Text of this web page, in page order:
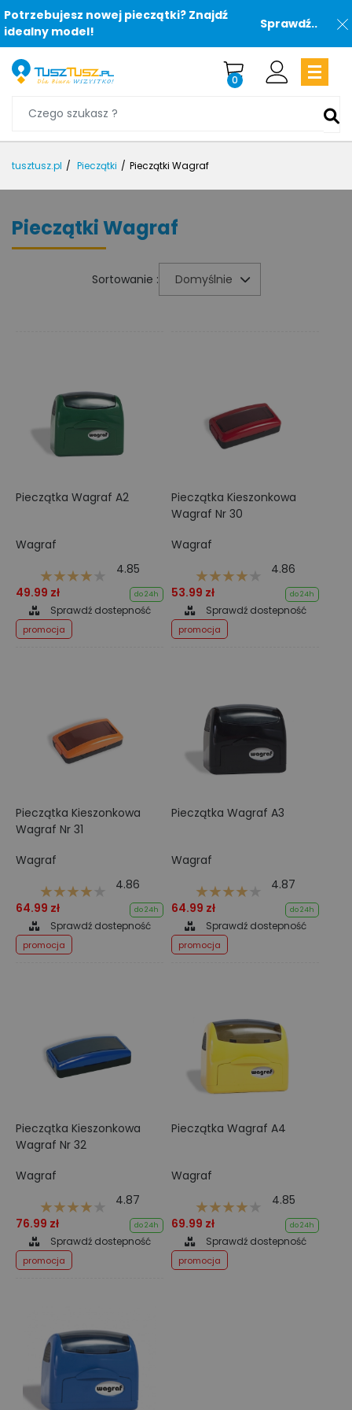
Potrzebujesz nowej pieczątki? Znajdź
idealny model!
Sprawdź..
0
tusztusz.pl Pieczątki Pieczątki Wagraf
Pieczątki Wagraf
Sortowanie : Domyślnie
Pieczątka Wagraf A2
Wagraf
4.85
49.99 zł
do 24h
Sprawdź dostepność
promocja
Pieczątka Kieszonkowa
Wagraf Nr 30
Wagraf
4.86
53.99 zł
do 24h
Sprawdź dostepność
promocja
Pieczątka Kieszonkowa
Wagraf Nr 31
Wagraf
4.86
64.99 zł
do 24h
Sprawdź dostepność
promocja
Pieczątka Wagraf A3
Wagraf
4.87
64.99 zł
do 24h
Sprawdź dostepność
promocja
Pieczątka Kieszonkowa
Wagraf Nr 32
Wagraf
4.87
76.99 zł
do 24h
Sprawdź dostepność
promocja
Pieczątka Wagraf A4
Wagraf
4.85
69.99 zł
do 24h
Sprawdź dostepność
promocja